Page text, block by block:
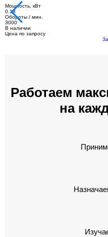
Мощность, кВт
0.18
Обороты / мин.
3000
В наличии
Цена по запросу
Работаем
на